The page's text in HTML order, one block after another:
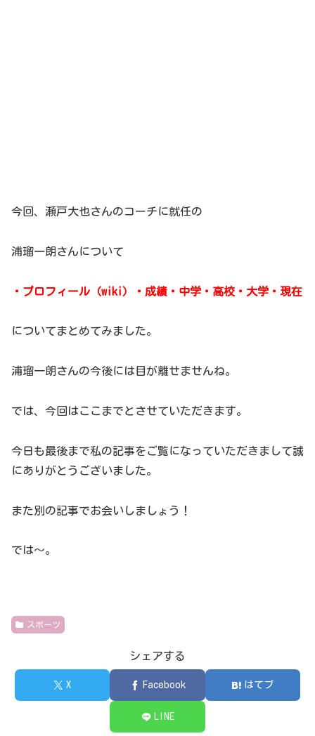
今回、瀬戸大也さんのコーチに就任の
浦瑠一朗さんについて
・プロフィール（wiki）・成績・中学・高校・大学・現在
についてまとめてみました。
浦瑠一朗さんの今後には目が離せませんね。
では、今回はここまでとさせていただきます。
今日も最後まで私の記事をご覧になっていただきまして誠
にありがとうございました。
また別の記事でお会いしましょう！
では～。
スポーツ
シェアする
X Facebook はてブ
LINE